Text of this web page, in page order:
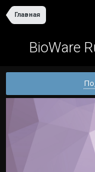
Главная
BioWare